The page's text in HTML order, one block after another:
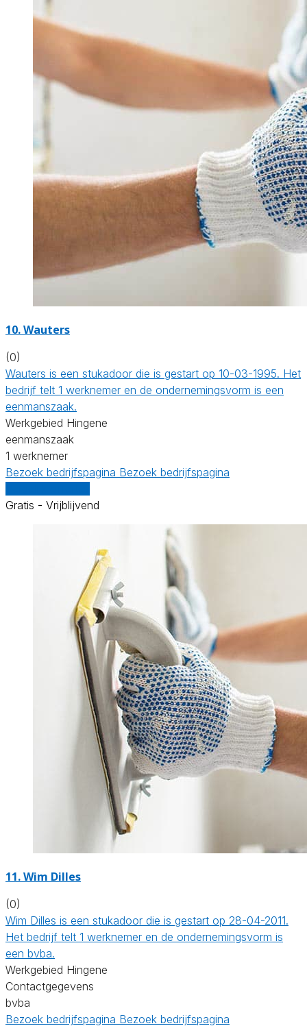
10. Wauters
(0)
Wauters is een stukadoor die is gestart op 10-03-1995. Het
bedrijf telt 1 werknemer en de ondernemingsvorm is een
eenmanszaak.
Werkgebied Hingene
eenmanszaak
1 werknemer
Bezoek bedrijfspagina Bezoek bedrijfspagina
Gratis - Vrijblijvend
11. Wim Dilles
(0)
Wim Dilles is een stukadoor die is gestart op 28-04-2011.
Het bedrijf telt 1 werknemer en de ondernemingsvorm is
een bvba.
Werkgebied Hingene
Contactgegevens
bvba
Bezoek bedrijfspagina Bezoek bedrijfspagina